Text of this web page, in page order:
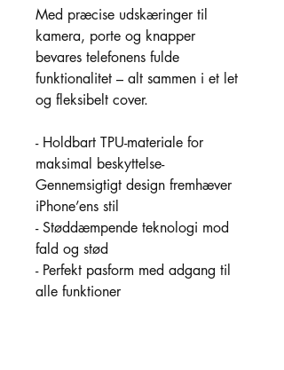
Med præcise udskæringer til
kamera, porte og knapper
bevares telefonens fulde
funktionalitet – alt sammen i et let
og fleksibelt cover.
- Holdbart TPU-materiale for
maksimal beskyttelse-
Gennemsigtigt design fremhæver
iPhone’ens stil
- Støddæmpende teknologi mod
fald og stød
- Perfekt pasform med adgang til
alle funktioner